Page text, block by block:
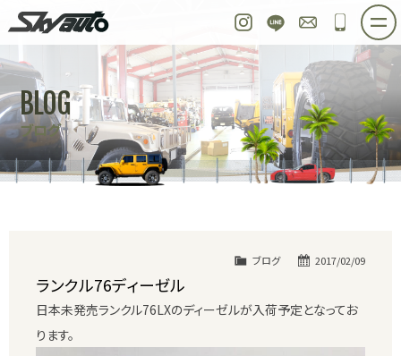
Instagram
LINE お問い合わせ
048-
ホーム 在庫車情報 ご購入プラン
整備作業実例 パーツ販売 買取＆オーダー
店舗紹介 工場紹介 会社概要
スタッフ紹介 求人情報 公式ブログ
BLOG
ブログ
2017/02/09
ブログ
ランクル76ディーゼル
日本未発売ランクル76LXのディーゼルが入荷予定となってお
ります。